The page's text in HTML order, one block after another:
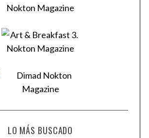
LO MÁS BUSCADO